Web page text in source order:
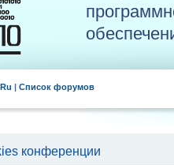
| Список форумов
конференции